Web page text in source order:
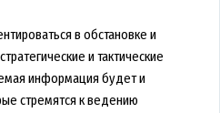
в обстановке и
и тактические
информация будет и
стремятся к ведению